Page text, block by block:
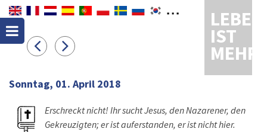
LEBEN
IST
MEHR
Sonntag, 01. April 2018
Erschreckt nicht! Ihr sucht Jesus, den Nazarener, den
Gekreuzigten; er ist auferstanden, er ist nicht hier.